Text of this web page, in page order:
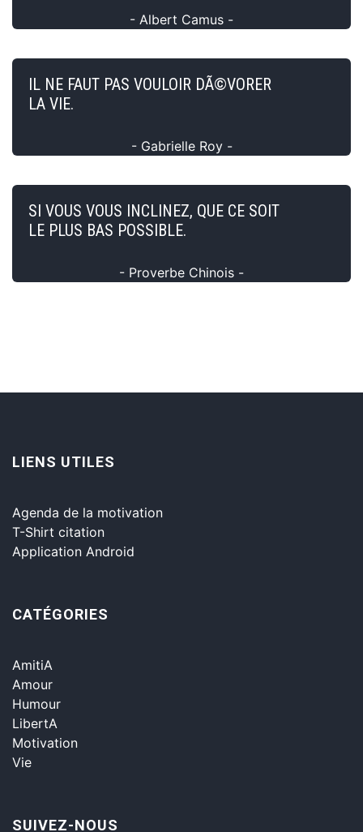
- Albert Camus -
IL NE FAUT PAS VOULOIR DÃ©VORER
LA VIE.
- Gabrielle Roy -
SI VOUS VOUS INCLINEZ, QUE CE SOIT
LE PLUS BAS POSSIBLE.
- Proverbe Chinois -
LIENS UTILES
Agenda de la motivation
T-Shirt citation
Application Android
CATÉGORIES
AmitiA
Amour
Humour
LibertA
Motivation
Vie
SUIVEZ-NOUS